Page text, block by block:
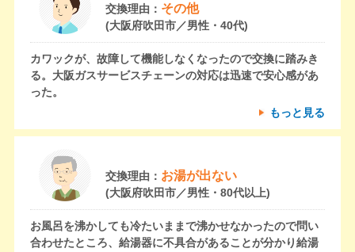
交換理由： その他
(大阪府吹田市／男性・40代)
カワックが、故障して機能しなくなったので交換に踏みき
る。大阪ガスサービスチェーンの対応は迅速で安心感があ
った。
もっと見る
交換理由： お湯が出ない
(大阪府吹田市／男性・80代以上)
お風呂を沸かしても冷たいままで沸かせなかったので問い
合わせたところ、給湯器に不具合があることが分かり給湯